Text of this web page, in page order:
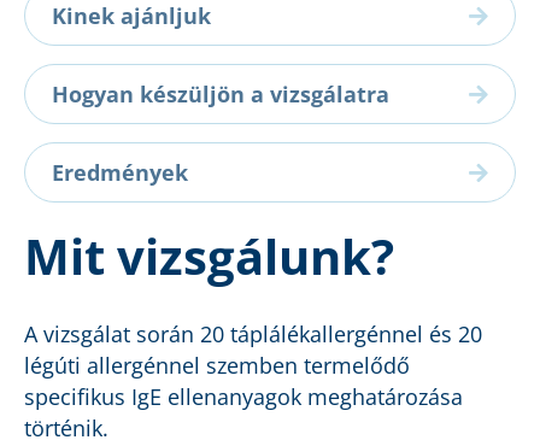
Kinek ajánljuk
Hogyan készüljön a vizsgálatra
Eredmények
Mit vizsgálunk?
A vizsgálat során 20 táplálékallergénnel és 20
légúti allergénnel szemben termelődő
specifikus IgE ellenanyagok meghatározása
történik.